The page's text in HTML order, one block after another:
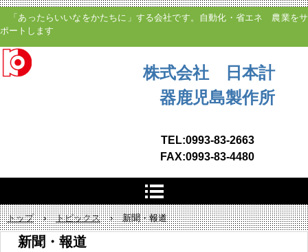
「あったらいいなをかたちに」する会社です。自動化・省エネ 農業をサ
ポートします
株式会社 日本計
器鹿児島製作所
TEL:0993-83-2663
FAX:0993-83-4480
トップ › トピックス › 新聞・報道
新聞・報道